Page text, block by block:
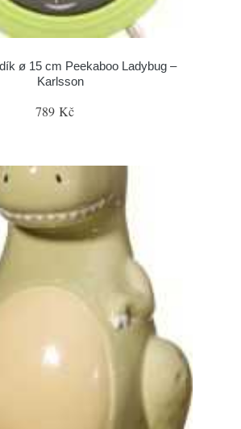
ø 15 cm Peekaboo Ladybug –
Karlsson
789 Kč